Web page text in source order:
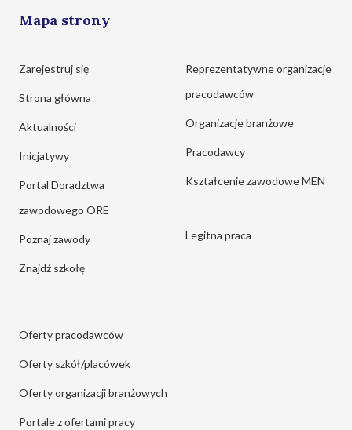
Mapa strony
Zarejestruj się
Strona główna
Aktualności
Inicjatywy
Portal Doradztwa
zawodowego ORE
Poznaj zawody
Znajdź szkołę
Reprezentatywne organizacje
pracodawców
Organizacje branżowe
Pracodawcy
Kształcenie zawodowe MEN
Legitna praca
Oferty pracodawców
Oferty szkół/placówek
Oferty organizacji branżowych
Portale z ofertami pracy